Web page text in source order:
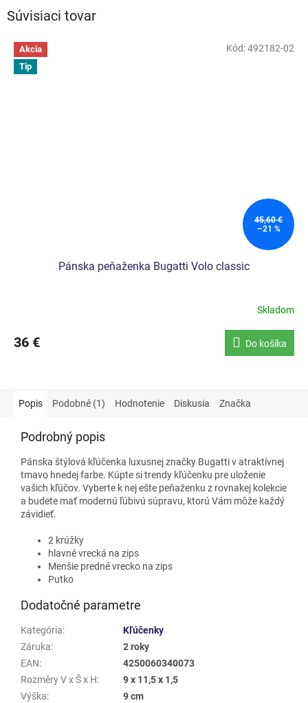
Súvisiaci tovar
Akcia
Tip
45,60 €
–21 %
Pánska peňaženka Bugatti Volo classic
Skladom
36 € Do košíka
Kód:492182-02
Popis Podobné (1) Hodnotenie Diskusia Značka
Podrobný popis
Pánska štýlová kľúčenka luxusnej značky Bugatti v atraktívnej
tmavo hnedej farbe. Kúpte si trendy kľúčenku pre uloženie
vašich kľúčov. Vyberte k nej ešte peňaženku z rovnakej kolekcie
a budete mať modernú ľúbivú súpravu, ktorú Vám môže každý
závidieť.
2 krúžky
hlavné vrecká na zips
Menšie predné vrecko na zips
Putko
Dodatočné parametre
Kategória:
Kľúčenky
Záruka:
2 roky
EAN:
4250060340073
Rozměry V x Š x H:
9 x 11,5 x 1,5
Výška:
9 cm